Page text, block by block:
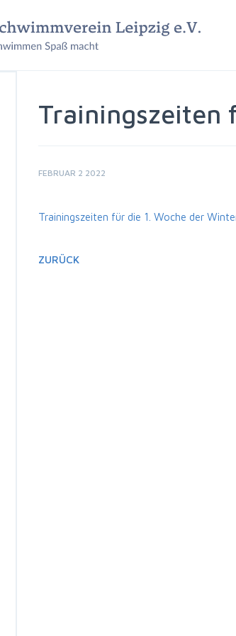
Trainingszeiten
FEBRUAR 2 2022
Trainingszeiten für die 1. Woche der
ZURÜCK